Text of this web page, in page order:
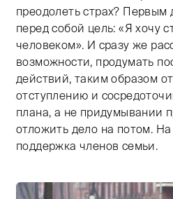
преодолеть страх? Первым
перед собой цель: «Я хочу
человеком». И сразу же
возможности, продумать
действий, таким образом
отступлению и
плана, а не придумывании
отложить дело на потом.
поддержка членов семьи.